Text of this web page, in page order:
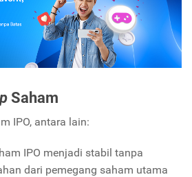
Saham
IPO, antara lain:
IPO menjadi stabil tanpa
dari pemegang saham utama